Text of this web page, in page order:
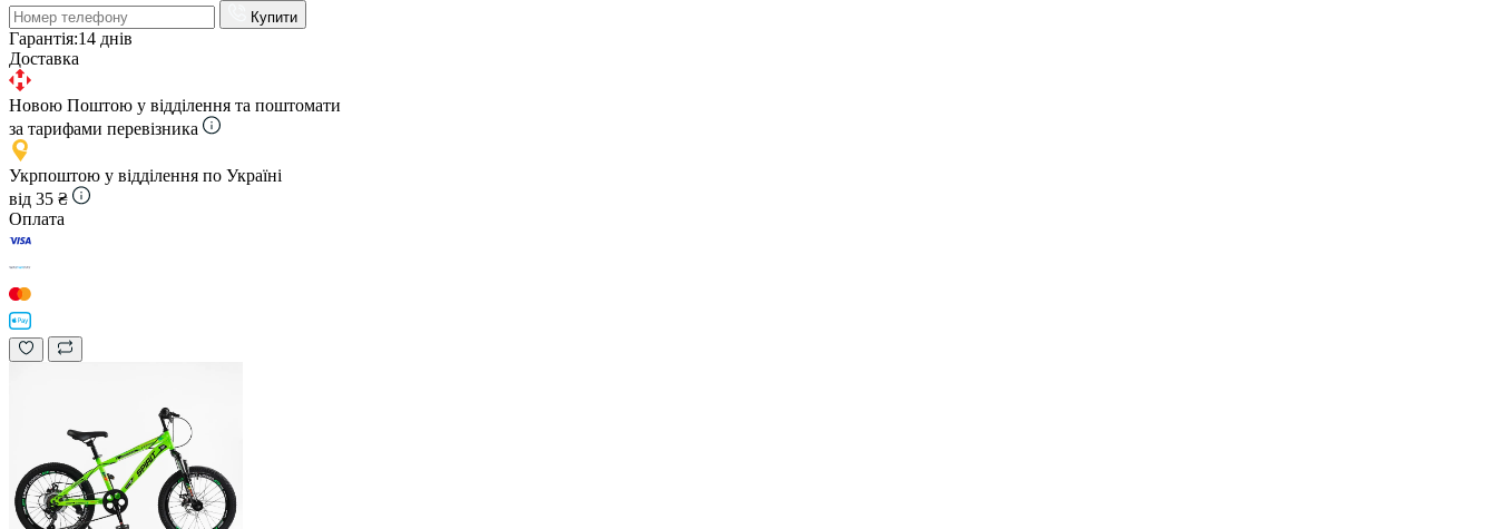
Купити
Гарантія:14 днів
Доставка
Новою Поштою у відділення та поштомати
за тарифами перевізника
Укрпоштою у відділення по Україні
від 35 ₴
Оплата